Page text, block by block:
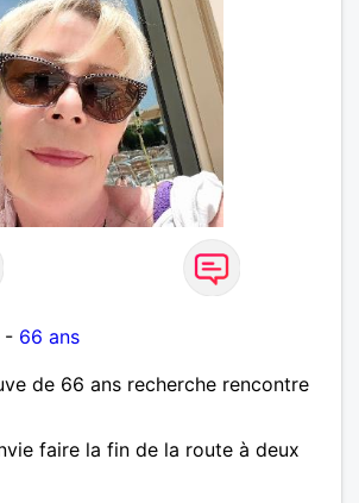
- 66 ans
de 66 ans recherche rencontre
faire la fin de la route à deux